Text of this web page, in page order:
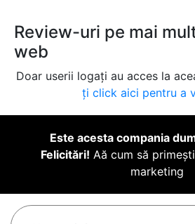
Review-uri pe mai
web
Doar userii logați au acces la
ți click aici pentru a
Este acesta compania
Felicitări! Aă cum să
marketing